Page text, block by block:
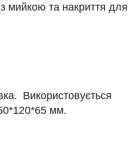
мийкою та накриття для
Використовується
мм.